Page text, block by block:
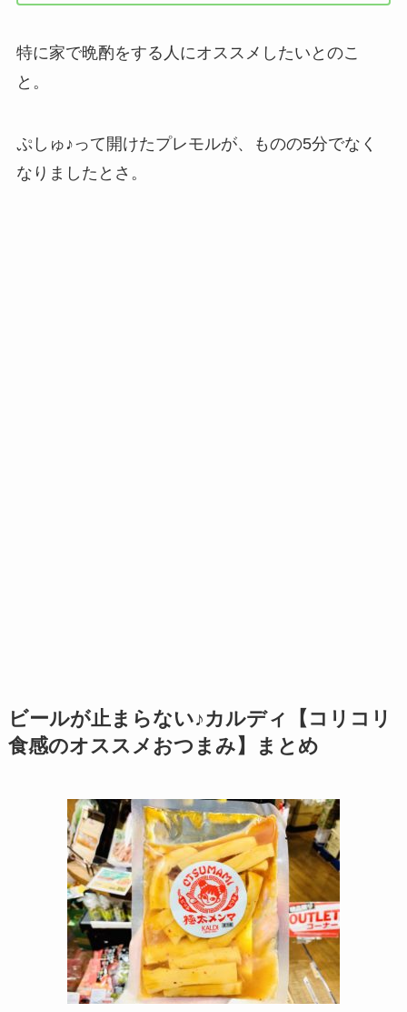
特に家で晩酌をする人にオススメしたいとのこ
と。
ぷしゅ♪って開けたプレモルが、ものの5分でなく
なりましたとさ。
ビールが止まらない♪カルディ【コリコリ
食感のオススメおつまみ】まとめ